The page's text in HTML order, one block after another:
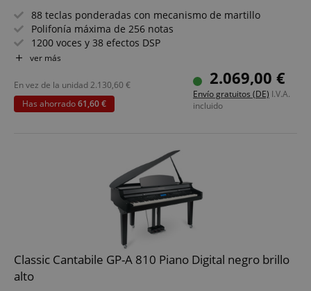
88 teclas ponderadas con mecanismo de martillo
Polifonía máxima de 256 notas
1200 voces y 38 efectos DSP
Función de streaming Bluetooth®
Amplias funciones de acompañamiento con 270 estilos
Funciones Layer, Split y Twinova para piano
Función de grabación en MIDI o MP3
Set incluye banco, auriculares y escuela de piano
ver más
2.069,00 €
Envío gratuitos (DE) I.V.A.
incluido
En vez de la unidad2.130,60 €
Has ahorrado61,60 €
Classic Cantabile GP-A 810 Piano Digital negro brillo
alto